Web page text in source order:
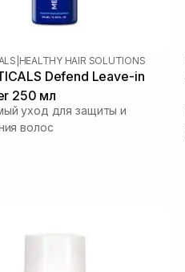
HEALTHY HAIR SOLUTIONS
Defend Leave-in
250 мл
уход для защиты и
волос